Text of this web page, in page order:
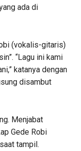
ada di
(vokalis-gitaris)
“Lagu ini kami
katanya dengan
disambut
Menjabat
Gede Robi
tampil.